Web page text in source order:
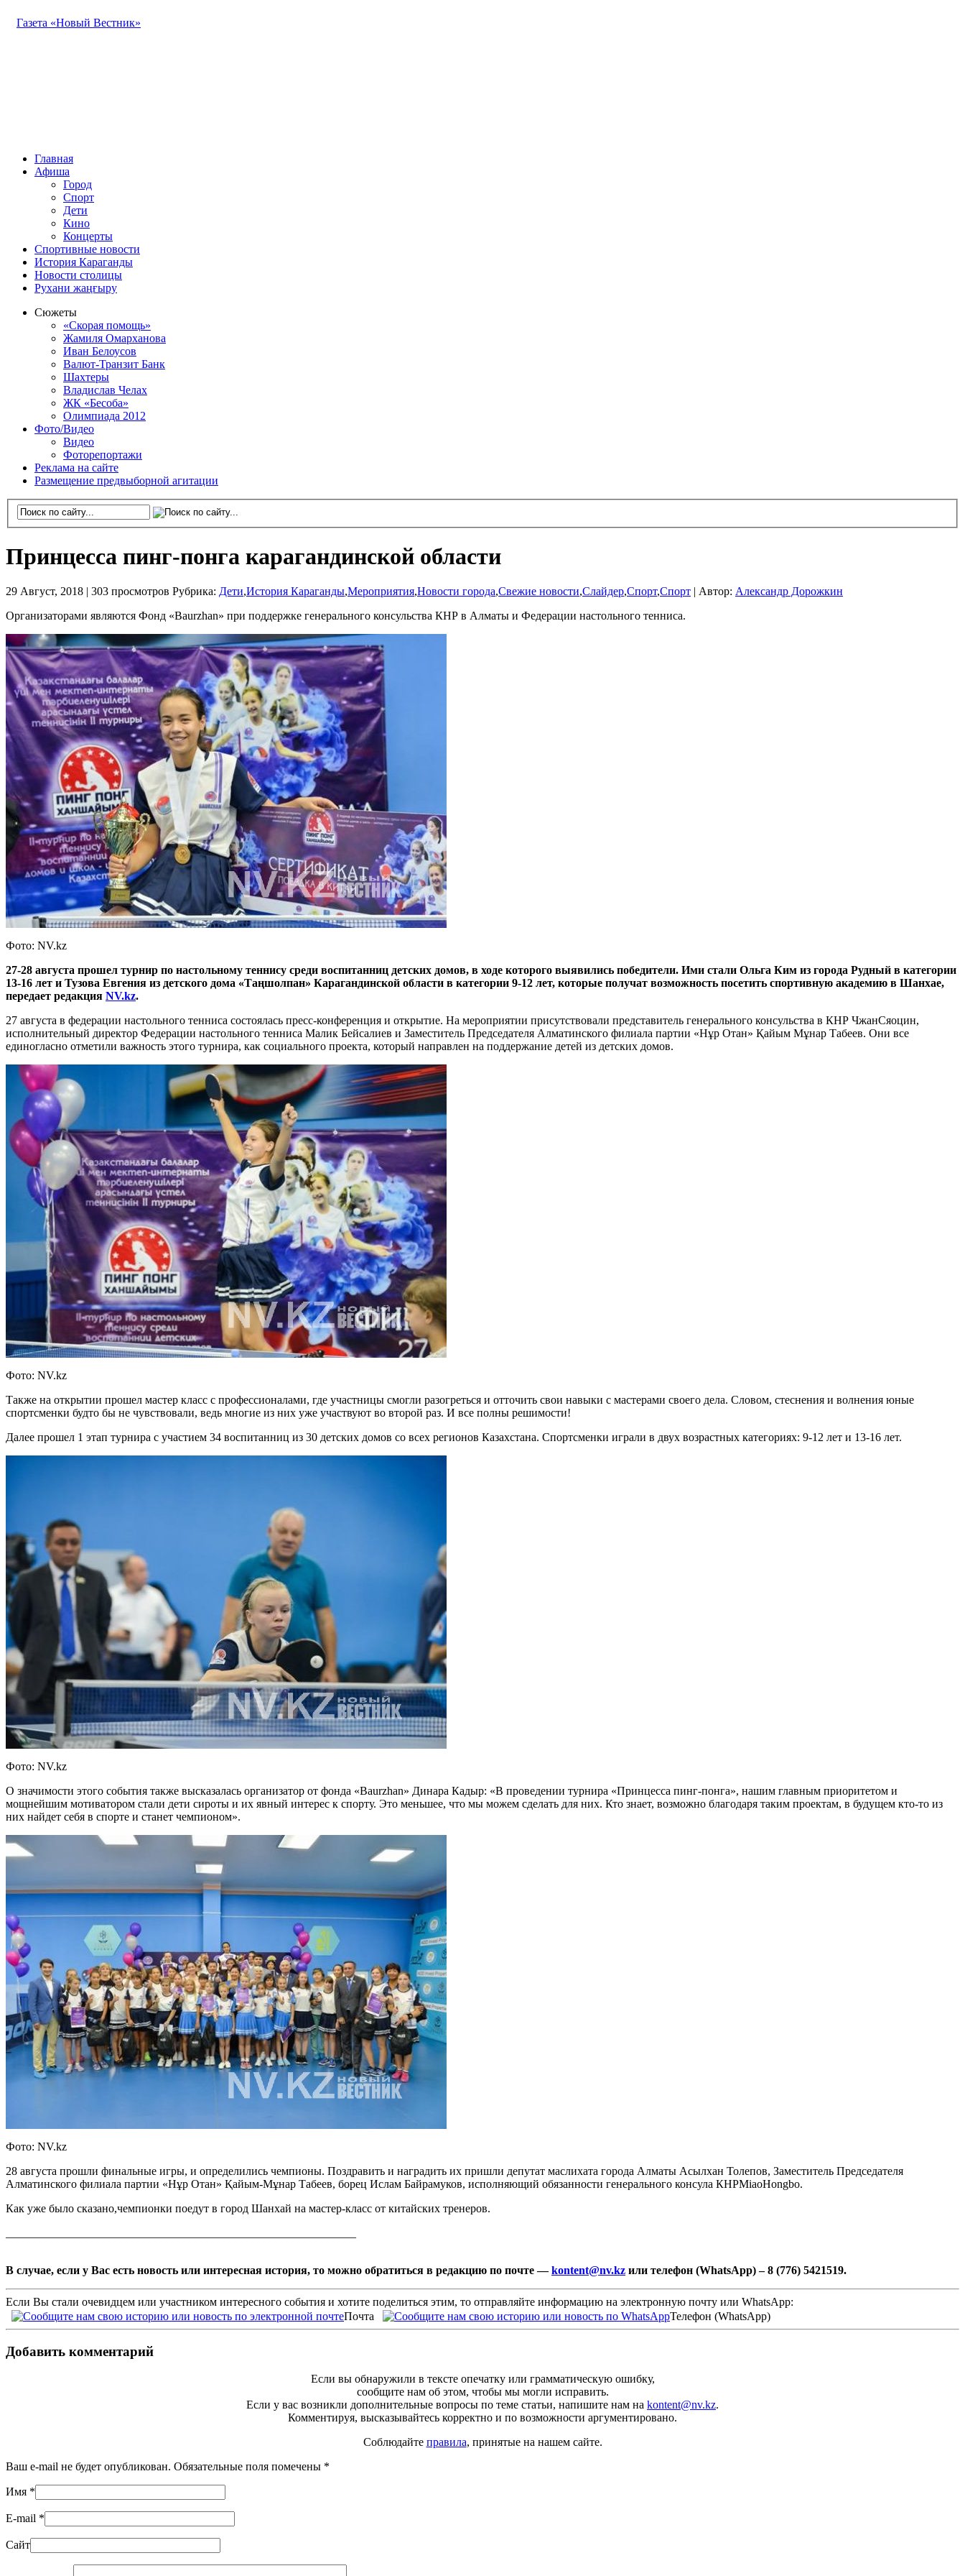
Газета «Новый Вестник»
Главная
Афиша
Город
Спорт
Дети
Кино
Концерты
Спортивные новости
История Караганды
Новости столицы
Рухани жаңғыру
Сюжеты
«Скорая помощь»
Жамиля Омарханова
Иван Белоусов
Валют-Транзит Банк
Шахтеры
Владислав Челах
ЖК «Бесоба»
Олимпиада 2012
Фото/Видео
Видео
Фоторепортажи
Реклама на сайте
Размещение предвыборной агитации
Принцесса пинг-понга карагандинской области
29 Август, 2018 | 303 просмотров Рубрика: Дети,История Караганды,Мероприятия,Новости города,Свежие новости,Слайдер,Спорт,Спорт Автор: Александр Дорожкин
Организаторами являются Фонд «Baurzhan» при поддержке генерального консульства КНР в Алматы и Федерации настольного тенниса.
Фото: NV.kz
27-28 августа прошел турнир по настольному теннису среди воспитанниц детских домов, в ходе которого выявились победители. Ими стали Ольга Ким из города Рудный в категории
13-16 лет и Тузова Евгения из детского дома «Таңшолпан» Карагандинской области в категории 9-12 лет, которые получат возможность посетить спортивную академию в Шанхае,
передает редакция NV.kz.
27 августа в федерации настольного тенниса состоялась пресс-конференция и открытие. На мероприятии присутствовали представитель генерального консульства в КНР ЧжанСяоцин,
исполнительный директор Федерации настольного тенниса Малик Бейсалиев и Заместитель Председателя Алматинского филиала партии «Нұр Отан» Қайым Мұнар Табеев. Они все
единогласно отметили важность этого турнира, как социального проекта, который направлен на поддержание детей из детских домов.
Фото: NV.kz
Также на открытии прошел мастер класс с профессионалами, где участницы смогли разогреться и отточить свои навыки с мастерами своего дела. Словом, стеснения и волнения юные
спортсменки будто бы не чувствовали, ведь многие из них уже участвуют во второй раз. И все полны решимости!
Далее прошел 1 этап турнира с участием 34 воспитанниц из 30 детских домов со всех регионов Казахстана. Спортсменки играли в двух возрастных категориях: 9-12 лет и 13-16 лет.
Фото: NV.kz
О значимости этого события также высказалась организатор от фонда «Baurzhan» Динара Кадыр: «В проведении турнира «Принцесса пинг-понга», нашим главным приоритетом и
мощнейшим мотиватором стали дети сироты и их явный интерес к спорту. Это меньшее, что мы можем сделать для них. Кто знает, возможно благодаря таким проектам, в будущем кто-то из
них найдет себя в спорте и станет чемпионом».
Фото: NV.kz
28 августа прошли финальные игры, и определились чемпионы. Поздравить и наградить их пришли депутат маслихата города Алматы Асылхан Толепов, Заместитель Председателя
Алматинского филиала партии «Нұр Отан» Қайым-Мұнар Табеев, борец Ислам Байрамуков, исполняющий обязанности генерального консула КНРMiaoHongbo.
Как уже было сказано,чемпионки поедут в город Шанхай на мастер-класс от китайских тренеров.
В случае, если у Вас есть новость или интересная история, то можно обратиться в редакцию по почте —kontent@nv.kz или телефон (WhatsApp) – 8 (776) 5421519.
Если Вы стали очевидцем или участником интересного события и хотите поделиться этим, то отправляйте информацию на электронную почту или WhatsApp:
Почта
Телефон (WhatsApp)
Добавить комментарий
Если вы обнаружили в тексте опечатку или грамматическую ошибку,
сообщите нам об этом, чтобы мы могли исправить.
Если у вас возникли дополнительные вопросы по теме статьи, напишите нам на kontent@nv.kz.
Комментируя, высказывайтесь корректно и по возможности аргументировано.
Соблюдайте правила, принятые на нашем сайте.
Ваш e-mail не будет опубликован. Обязательные поля помечены *
Имя *
E-mail *
Сайт